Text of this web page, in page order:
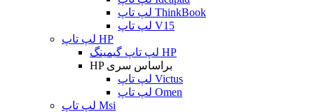
لپ تاپ ThinkBook
لپ تاپ V15
لپ تاپ HP
لپ تاپ گیمینگ HP
HP براساس سری
لپ تاپ Victus
لپ تاپ Omen
لپ تاپ Msi